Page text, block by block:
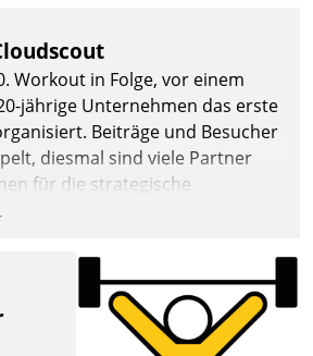
es
Workout in Folge, vor einem
jährige Unternehmen das erste
Beiträge und Besucher
diesmal sind viele Partner
für die strategische
Kunden.